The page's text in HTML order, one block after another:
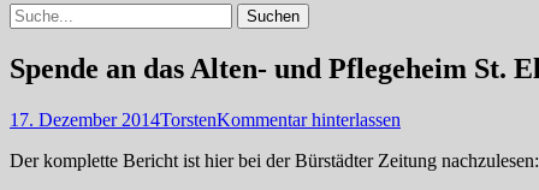
Suchen
Suchen
nach:
Spende an das Alten- und Pflegeheim St.
Veröffentlicht
17. Dezember 2014Autor
TorstenKommentar hinterlassen
Der komplette Bericht ist hier bei der Bürstädter Zeitung nachzulesen: